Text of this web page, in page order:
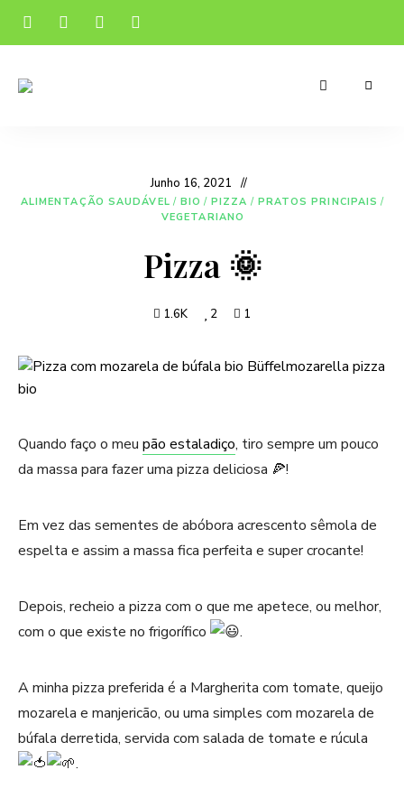
dia-
Junho 16, 2021
ALIMENTAÇÃO SAUDÁVEL / BIO / PIZZA / PRATOS PRINCIPAIS /
VEGETARIANO
Pizza 🌞
1.6K 2 1
Quando faço o meu pão estaladiço, tiro sempre um pouco
da massa para fazer uma pizza deliciosa 🍕!
Em vez das sementes de abóbora acrescento sêmola de
espelta e assim a massa fica perfeita e super crocante!
Depois, recheio a pizza com o que me apetece, ou melhor,
com o que existe no frigorífico
.
A minha pizza preferida é a Margherita com tomate, queijo
mozarela e manjericão, ou uma simples com mozarela de
búfala derretida, servida com salada de tomate e rúcula
.